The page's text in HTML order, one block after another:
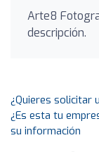
Arte8
descripción.
¿Quieres solicitar
¿Es esta tu
su información